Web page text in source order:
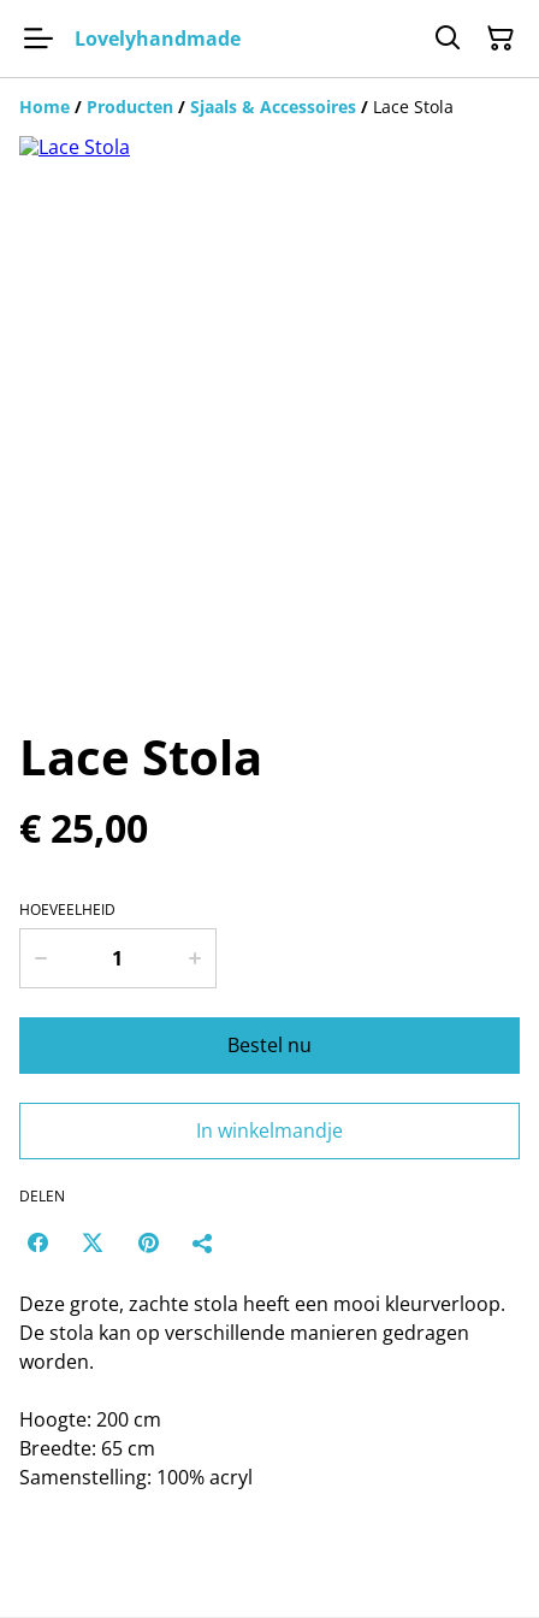
Lovelyhandmade
Home / Producten / Sjaals & Accessoires / Lace Stola
Lace Stola
€ 25,00
HOEVEELHEID
Bestel nu
In winkelmandje
DELEN
Deze grote, zachte stola heeft een mooi kleurverloop.
De stola kan op verschillende manieren gedragen
worden.
Hoogte: 200 cm
Breedte: 65 cm
Samenstelling: 100% acryl